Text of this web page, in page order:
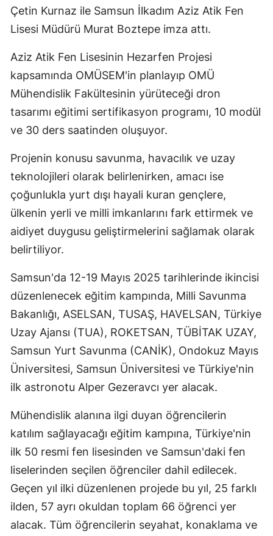
Eskişehir
Gaziantep
Giresun
Hakkari
Isparta
Mersin
İstanbul
İzmir
Kastamonu
Kayseri
Kırklareli
Kırşehir
Kocaeli
Konya
Kütahya
Malatya
Manisa
Kahramanmaraş
Çetin Kurnaz ile Samsun İlkadım Aziz Atik Fen
Lisesi Müdürü Murat Boztepe imza attı.
Aziz Atik Fen Lisesinin Hezarfen Projesi
kapsamında OMÜSEM'in planlayıp OMÜ
Mühendislik Fakültesinin yürüteceği dron
tasarımı eğitimi sertifikasyon programı, 10 modül
ve 30 ders saatinden oluşuyor.
Projenin konusu savunma, havacılık ve uzay
teknolojileri olarak belirlenirken, amacı ise
çoğunlukla yurt dışı hayali kuran gençlere,
ülkenin yerli ve milli imkanlarını fark ettirmek ve
aidiyet duygusu geliştirmelerini sağlamak olarak
belirtiliyor.
Samsun'da 12-19 Mayıs 2025 tarihlerinde ikincisi
düzenlenecek eğitim kampında, Milli Savunma
Bakanlığı, ASELSAN, TUSAŞ, HAVELSAN, Türkiye
Uzay Ajansı (TUA), ROKETSAN, TÜBİTAK UZAY,
Samsun Yurt Savunma (CANİK), Ondokuz Mayıs
Üniversitesi, Samsun Üniversitesi ve Türkiye'nin
ilk astronotu Alper Gezeravcı yer alacak.
Mühendislik alanına ilgi duyan öğrencilerin
katılım sağlayacağı eğitim kampına, Türkiye'nin
ilk 50 resmi fen lisesinden ve Samsun'daki fen
liselerinden seçilen öğrenciler dahil edilecek.
Geçen yıl ilki düzenlenen projede bu yıl, 25 farklı
ilden, 57 ayrı okuldan toplam 66 öğrenci yer
alacak. Tüm öğrencilerin seyahat, konaklama ve